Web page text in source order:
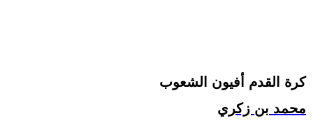
كرة القدم أفيون الشعوب
محمد بن زكري